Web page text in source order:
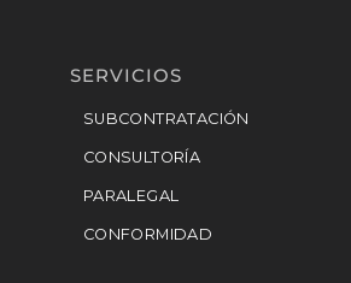
SERVICIOS
SUBCONTRATACIÓN
CONSULTORÍA
PARALEGAL
CONFORMIDAD